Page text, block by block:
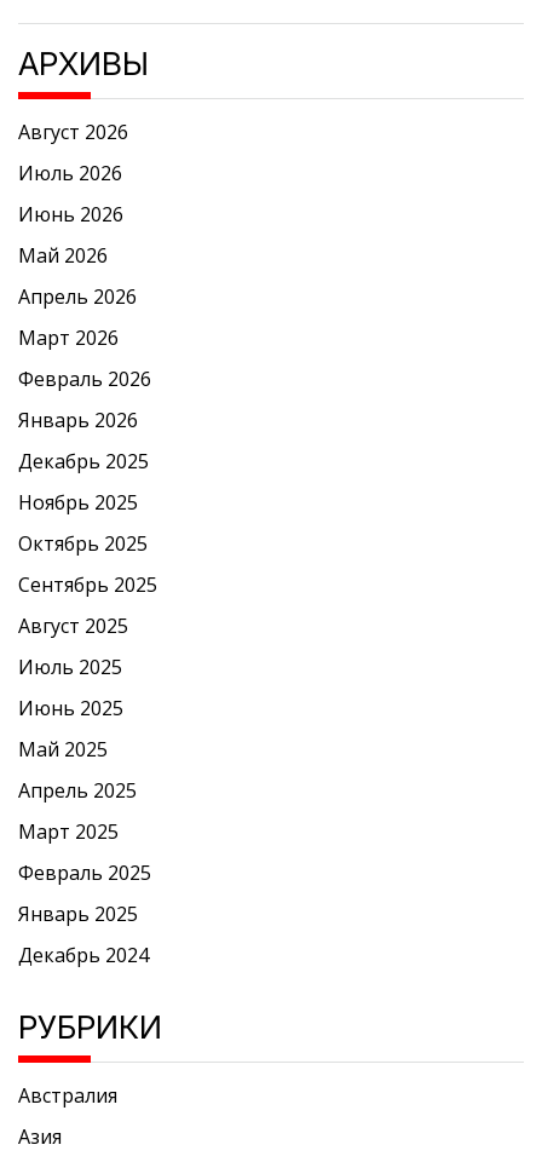
АРХИВЫ
Август 2026
Июль 2026
Июнь 2026
Май 2026
Апрель 2026
Март 2026
Февраль 2026
Январь 2026
Декабрь 2025
Ноябрь 2025
Октябрь 2025
Сентябрь 2025
Август 2025
Июль 2025
Июнь 2025
Май 2025
Апрель 2025
Март 2025
Февраль 2025
Январь 2025
Декабрь 2024
РУБРИКИ
Австралия
Азия